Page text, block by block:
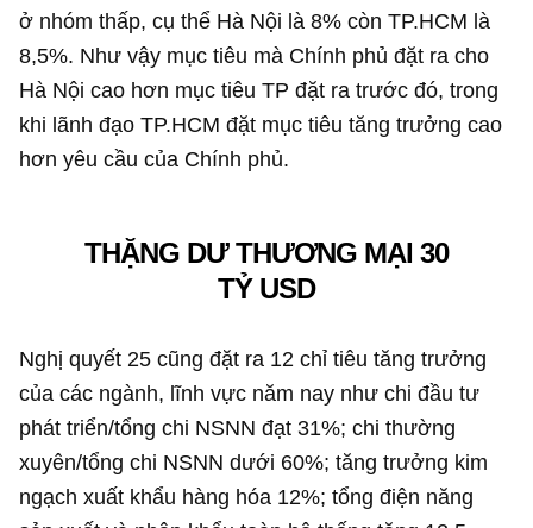
ở nhóm thấp, cụ thể Hà Nội là 8% còn TP.HCM là
8,5%. Như vậy mục tiêu mà Chính phủ đặt ra cho
Hà Nội cao hơn mục tiêu TP đặt ra trước đó, trong
khi lãnh đạo TP.HCM đặt mục tiêu tăng trưởng cao
hơn yêu cầu của Chính phủ.
THẶNG DƯ THƯƠNG MẠI 30
TỶ USD
Nghị quyết 25 cũng đặt ra 12 chỉ tiêu tăng trưởng
của các ngành, lĩnh vực năm nay như chi đầu tư
phát triển/tổng chi NSNN đạt 31%; chi thường
xuyên/tổng chi NSNN dưới 60%; tăng trưởng kim
ngạch xuất khẩu hàng hóa 12%; tổng điện năng